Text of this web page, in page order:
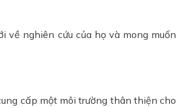
nghiên cứu của họ và mong muốn
cấp một môi trường thân thiện cho